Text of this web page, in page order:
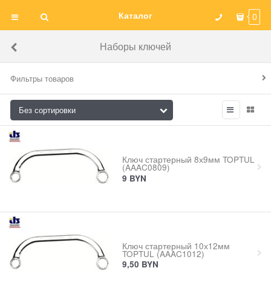
Каталог 0
Наборы ключей
Фильтры товаров
Ключ стартерный 8х9мм TOPTUL
(AAAC0809)
9 BYN
Ключ стартерный 10х12мм
TOPTUL (AAAC1012)
9,50 BYN